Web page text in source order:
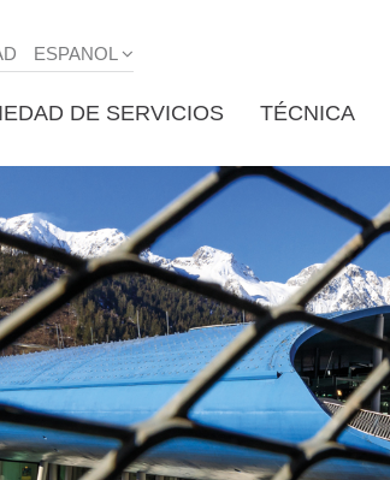
ESPANOL
DE SERVICIOS TÉCNICA